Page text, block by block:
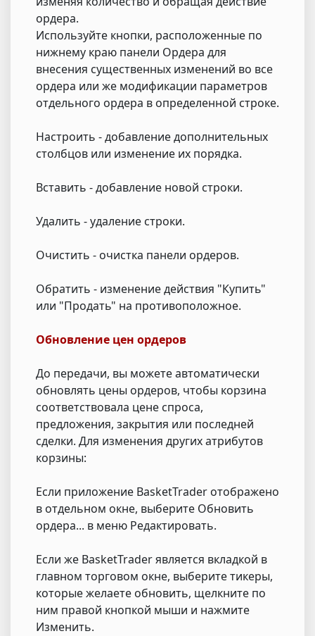
ордера.
Используйте кнопки, расположенные по
нижнему краю панели Ордера для
внесения существенных изменений во все
ордера или же модификации параметров
отдельного ордера в определенной строке.
Настроить - добавление дополнительных
столбцов или изменение их порядка.
Вставить - добавление новой строки.
Удалить - удаление строки.
Очистить - очистка панели ордеров.
Обратить - изменение действия "Купить"
или "Продать" на противоположное.
Обновление цен ордеров
До передачи, вы можете автоматически
обновлять цены ордеров, чтобы корзина
соответствовала цене спроса,
предложения, закрытия или последней
сделки. Для изменения других атрибутов
корзины:
Если приложение BasketTrader отображено
в отдельном окне, выберите Обновить
ордера... в меню Редактировать.
Если же BasketTrader является вкладкой в
главном торговом окне, выберите тикеры,
которые желаете обновить, щелкните по
ним правой кнопкой мыши и нажмите
Изменить.